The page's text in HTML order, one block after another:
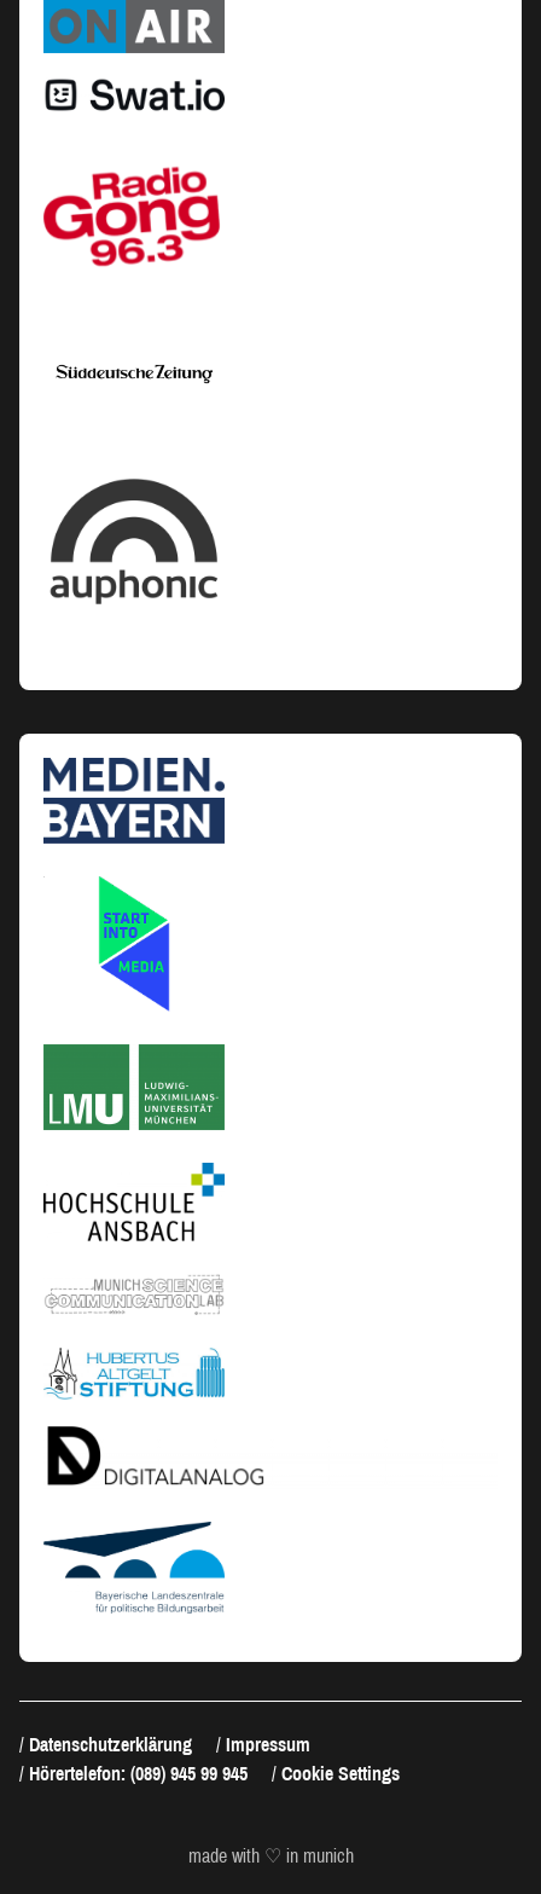
Datenschutzerklärung
Impressum
Hörertelefon: (089) 945 99 945
Cookie Settings
made with ♡ in munich